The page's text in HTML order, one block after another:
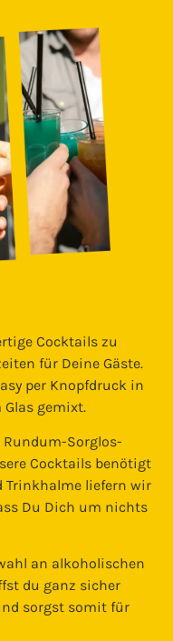
Cocktails zu
für Deine Gäste.
per Knopfdruck in
gemixt.
Sorglos-
Cocktails benötigt
Trinkhalme liefern wir
Du Dich um nichts
an alkoholischen
du ganz sicher
sorgst somit für